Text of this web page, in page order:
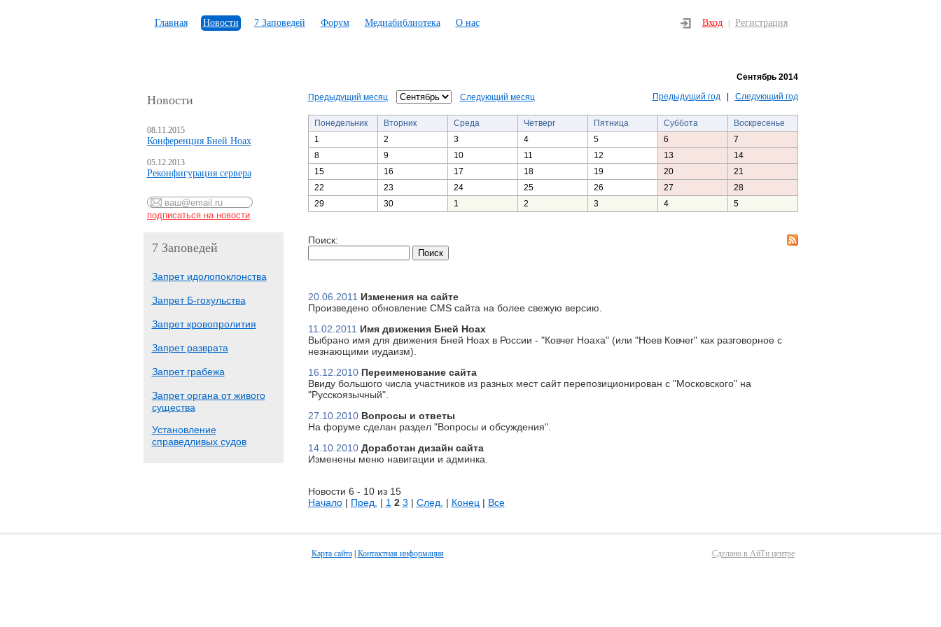
Главная Новости 7 Заповедей Форум Медиабиблиотека О нас Вход Регистрация
Новости
08.11.2015
Конференция Бней Ноах
05.12.2013
Реконфигурация сервера
7 Заповедей
Запрет идолопоклонства
Запрет Б-гохульства
Запрет кровопролития
Запрет разврата
Запрет грабежа
Запрет органа от живого
существа
Установление
справедливых судов
Сентябрь 2014
Предыдущий месяц Следующий месяц Предыдущий год| Следующий год
Понедельник Вторник Среда Четверг Пятница Суббота
Воскресенье
1
2 3 4 5 6
7
8
9 10 11 12 13
14
15
16 17 18 19 20
21
22
23 24 25 26 27
28
29
30 1 2 3 4 5
Поиск:
20.06.2011 Изменения на сайте
Произведено обновление CMS сайта на более свежую версию.
11.02.2011 Имя движения Бней Ноах
Выбрано имя для движения Бней Ноах в России - "Ковчег Ноаха" (или "Ноев Ковчег" как разговорное с
незнающими иудаизм).
16.12.2010 Переименование сайта
Ввиду большого числа участников из разных мест сайт перепозиционирован с "Московского" на
"Русскоязычный".
27.10.2010 Вопросы и ответы
На форуме сделан раздел "Вопросы и обсуждения".
14.10.2010 Доработан дизайн сайта
Изменены меню навигации и админка.
Новости 6 - 10 из 15
Начало| Пред. | 1 2 3 | След. | Конец | Все
Карта сайта| Контактная информация Сделано в АйТи центре